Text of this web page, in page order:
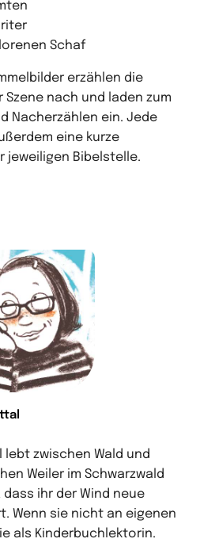
Schaf
erzählen die
nach und laden zum
Nacherzählen ein. Jede
eine kurze
jeweiligen Bibelstelle.
lebt zwischen Wald und
Weiler im Schwarzwald
ihr der Wind neue
Wenn sie nicht an eigenen
als Kinderbuchlektorin.